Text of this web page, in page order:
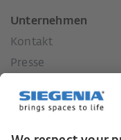
Unternehmen
Kontakt
Presse
Unsere Werte